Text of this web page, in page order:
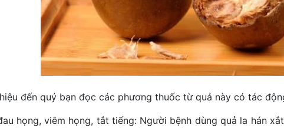
đến quý bạn đọc các phương thuốc từ quả này có tác
họng, viêm họng, tắt tiếng: Người bệnh dùng quả la hán